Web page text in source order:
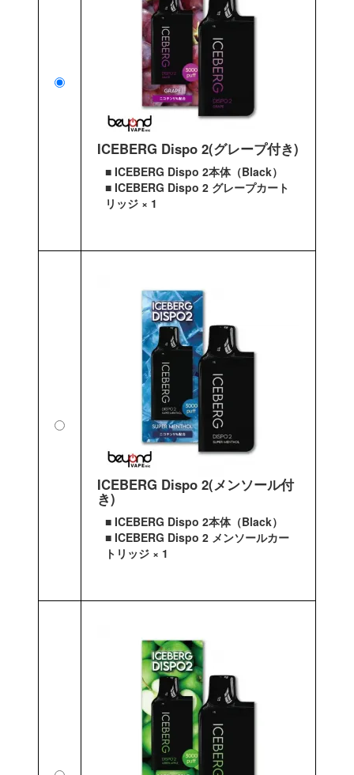
ICEBERG Dispo 2(グレープ付き)
■ ICEBERG Dispo 2本体（Black）
■ ICEBERG Dispo 2 グレープカート
リッジ × 1
ICEBERG Dispo 2(メンソール付
き)
■ ICEBERG Dispo 2本体（Black）
■ ICEBERG Dispo 2 メンソールカー
トリッジ × 1